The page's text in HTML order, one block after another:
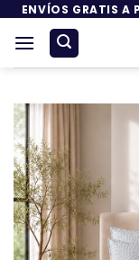
Saltar
contenido
ENVÍOS GRATIS